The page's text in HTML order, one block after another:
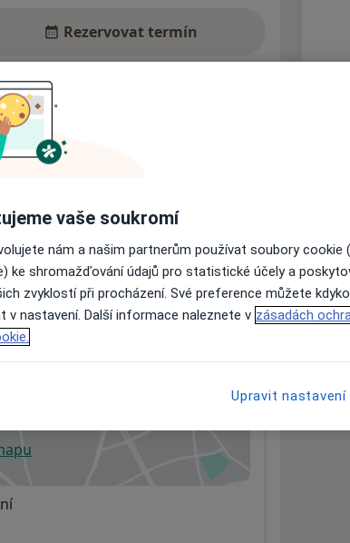
Rezervovat termín
nejsou k dispozici
informace o svých službách.
v nové záložce
vaše soukromí
nám a našim partnerům používat soubory cookie
ke shromažďování údajů pro statistické účely a
zvyklostí při procházení. Své preference můžete
v nastavení. Další informace naleznete v zásadách
Upravit nastavení